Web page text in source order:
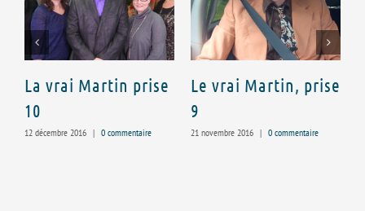
La vrai Martin prise
10
12 décembre 2016 | 0 commentaire
Le vrai Martin, prise
9
21 novembre 2016 | 0 commentaire